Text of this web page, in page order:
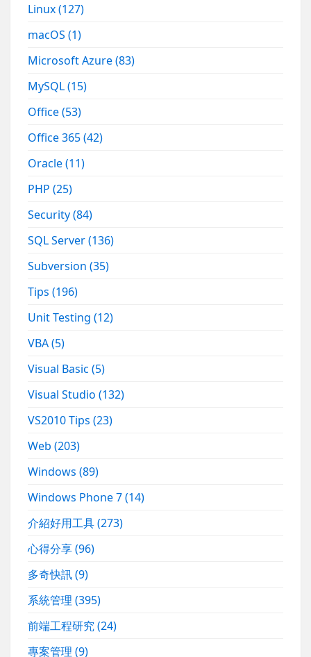
Linux(127)
macOS(1)
Microsoft Azure(83)
MySQL(15)
Office(53)
Office 365(42)
Oracle(11)
PHP(25)
Security(84)
SQL Server(136)
Subversion(35)
Tips(196)
Unit Testing(12)
VBA(5)
Visual Basic(5)
Visual Studio(132)
VS2010 Tips(23)
Web(203)
Windows(89)
Windows Phone 7(14)
介紹好用工具(273)
心得分享(96)
多奇快訊(9)
系統管理(395)
前端工程研究(24)
專案管理(9)